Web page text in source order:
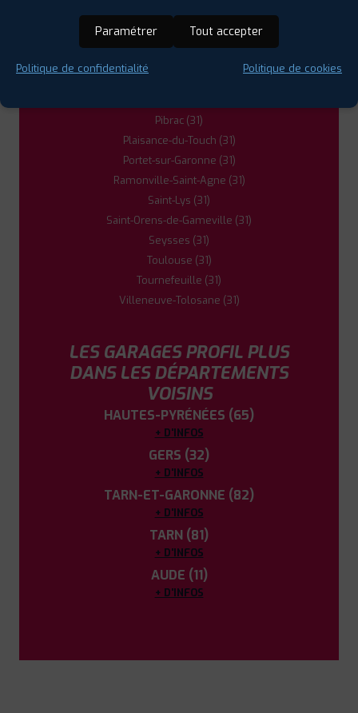
Fonsorbes (31)
Pibrac (31)
Plaisance-du-Touch (31)
Portet-sur-Garonne (31)
Ramonville-Saint-Agne (31)
Saint-Lys (31)
Saint-Orens-de-Gameville (31)
Seysses (31)
Toulouse (31)
Tournefeuille (31)
Villeneuve-Tolosane (31)
LES GARAGES PROFIL PLUS
DANS LES DÉPARTEMENTS
VOISINS
HAUTES-PYRÉNÉES (65)
+ D'INFOS
GERS (32)
+ D'INFOS
TARN-ET-GARONNE (82)
+ D'INFOS
TARN (81)
+ D'INFOS
AUDE (11)
+ D'INFOS
Paramétrer Tout accepter
Politique de confidentialité Politique de cookies